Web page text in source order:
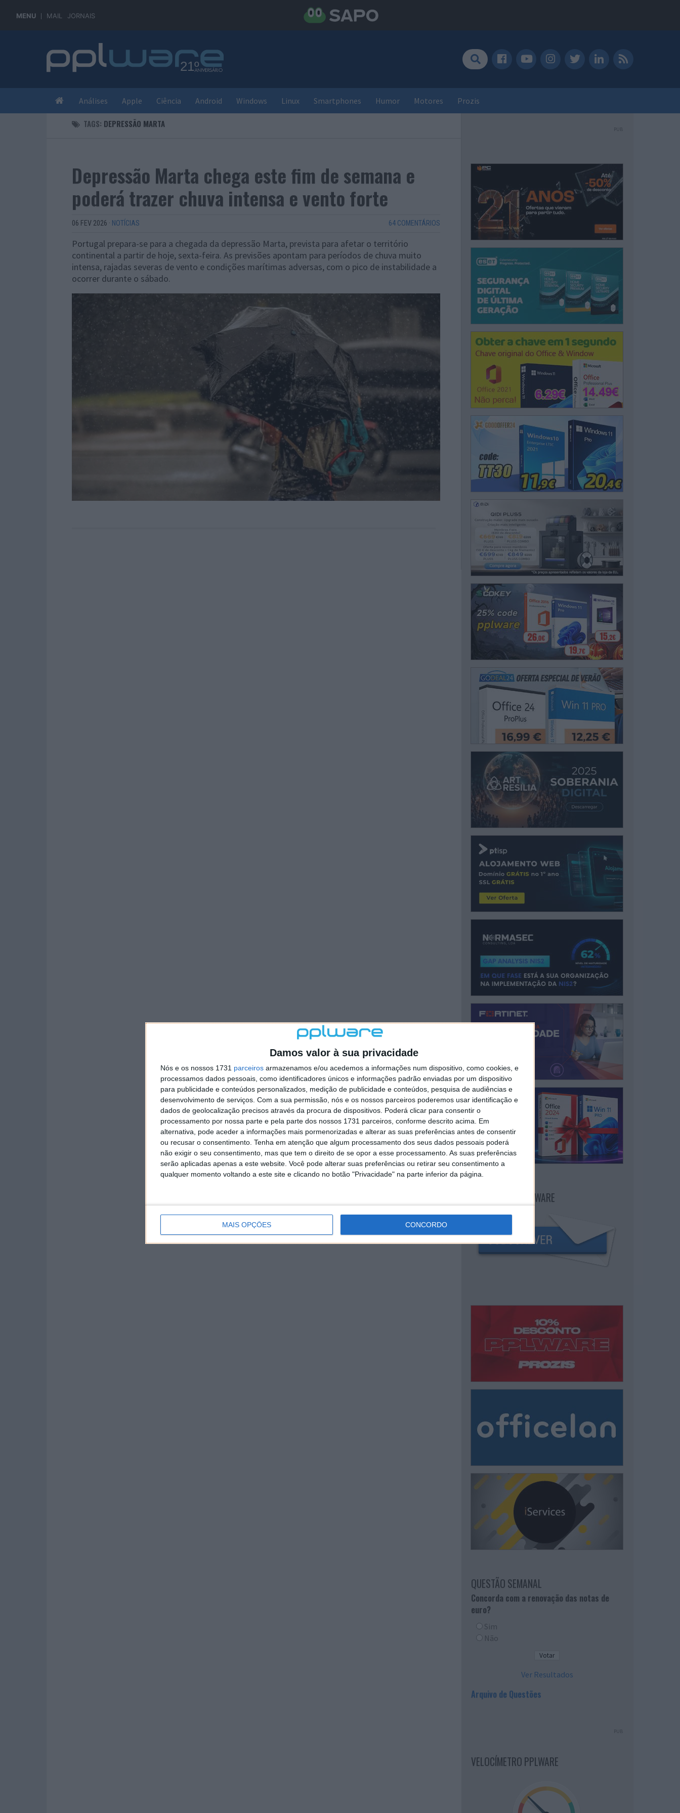
Damos valor à sua privacidade
Nós e os nossos 1731 parceiros armazenamos e/ou acedemos a informações num dispositivo, como cookies, e
processamos dados pessoais, como identificadores únicos e informações padrão enviadas por um dispositivo
para publicidade e conteúdos personalizados, medição de publicidade e conteúdos, pesquisa de audiências e
desenvolvimento de serviços. Com a sua permissão, nós e os nossos parceiros poderemos usar identificação e
dados de geolocalização precisos através da procura de dispositivos. Poderá clicar para consentir o
processamento por nossa parte e pela parte dos nossos 1731 parceiros, conforme descrito acima. Em
alternativa, pode aceder a informações mais pormenorizadas e alterar as suas preferências antes de consentir
ou recusar o consentimento. Tenha em atenção que algum processamento dos seus dados pessoais poderá
não exigir o seu consentimento, mas que tem o direito de se opor a esse processamento. As suas preferências
serão aplicadas apenas a este website. Você pode alterar suas preferências ou retirar seu consentimento a
qualquer momento voltando a este site e clicando no botão "Privacidade" na parte inferior da página.
MAIS OPÇÕES CONCORDO
MENU MAIL JORNAIS
Análises Apple Ciência Android Windows Linux Smartphones Humor Motores Prozis
TAGS: DEPRESSÃO MARTA
Depressão Marta chega este fim de semana e
poderá trazer chuva intensa e vento forte
06 FEV 2026 · NOTÍCIAS 64 COMENTÁRIOS
Portugal prepara-se para a chegada da depressão Marta, prevista para afetar o território
continental a partir de hoje, sexta-feira. As previsões apontam para períodos de chuva muito
intensa, rajadas severas de vento e condições marítimas adversas, com o pico de instabilidade a
ocorrer durante o sábado.
PUB
NEWSLETTER PPLWARE
QUESTÃO SEMANAL
Concorda com a renovação das notas de
euro?
Sim
Não
Ver Resultados
Arquivo de Questões
PUB
VELOCÍMETRO PPLWARE